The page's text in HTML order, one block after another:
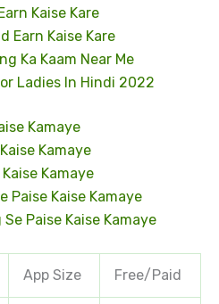
Kaise Kare
Earn Kaise Kare
Ka Kaam Near Me
Ladies In Hindi 2022
Kamaye
Kamaye
Kamaye
Paise Kaise Kamaye
Paise Kaise Kamaye
App Size Free/Paid